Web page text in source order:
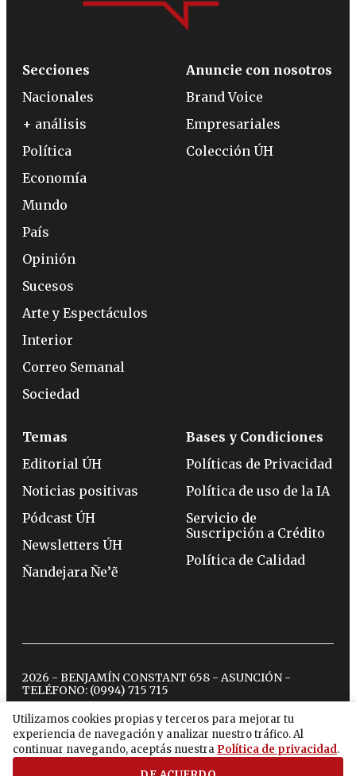
Utilizamos cookies propias y terceros para mejorar tu
experiencia de navegación y analizar nuestro tráfico. Al
continuar navegando, aceptás nuestra Política de privacidad.
Secciones
Nacionales
+ análisis
Política
Economía
Mundo
País
Opinión
Sucesos
Arte y Espectáculos
Interior
Correo Semanal
Sociedad
Anuncie con nosotros
Brand Voice
Empresariales
Colección ÚH
Temas
Editorial ÚH
Noticias positivas
Pódcast ÚH
Newsletters ÚH
Ñandejara Ñe’ẽ
Bases y Condiciones
Políticas de Privacidad
Política de uso de la IA
Servicio de
Suscripción a Crédito
Política de Calidad
2026 - BENJAMÍN CONSTANT 658 - ASUNCIÓN -
TELÉFONO: (0994) 715 715
twitterinstagram
facebook
tiktokyoutubespotify